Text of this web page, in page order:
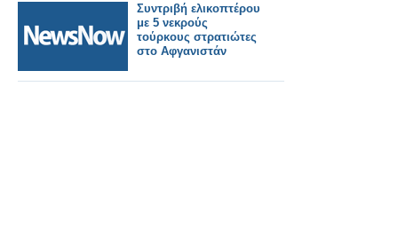
Συντριβή ελικοπτέρου
με 5 νεκρούς
τούρκους στρατιώτες
στο Αφγανιστάν